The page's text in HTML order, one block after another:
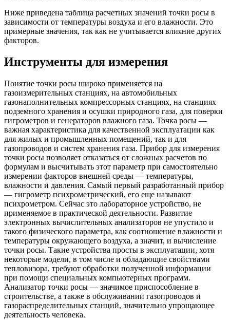
Ниже приведена таблица расчетных значений точки росы в
зависимости от температуры воздуха и его влажности. Это
примерные значения, так как не учитывается влияние других
факторов.
Инструменты для измерения
Понятие точки росы широко применяется на
газоизмерительных станциях, на автомобильных
газонаполнительных компрессорных станциях, на станциях
подземного хранения и осушки природного газа, для поверки
гигрометров и генераторов влажного газа. Точка росы —
важная характеристика для качественной эксплуатации как
для жилых и промышленных помещений, так и для
газопроводов и систем хранения газа. Прибор для измерения
точки росы позволяет отказаться от сложных расчетов по
формулам и высчитывать этот параметр при самостоятельно
измерении факторов внешней среды — температуры,
влажности и давления. Самый первый разработанный прибор
— гигрометр психрометрический, его еще называют
психрометром. Сейчас это лабораторное устройство, не
применяемое в практической деятельности. Развитие
электронных вычислительных анализаторов не упустило и
такого физического параметра, как соотношение влажности и
температуры окружающего воздуха, а значит, и вычисление
точки росы. Такие устройства просты в эксплуатации, хотя
некоторые модели, в том числе и обладающие свойствами
тепловизора, требуют обработки полученной информации
при помощи специальных компьютерных программ.
Анализатор точки росы — значимое приспособление в
строительстве, а также в обслуживании газопроводов и
газораспределительных станций, значительно упрощающее
деятельность человека.